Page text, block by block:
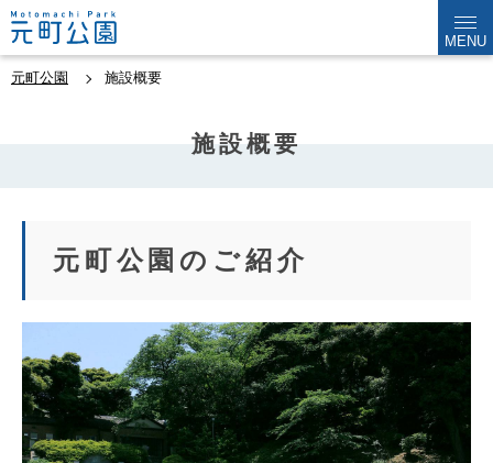
MENU
元町公園 施設概要
施設概要
元町公園のご紹介